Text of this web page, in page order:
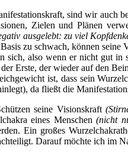
sind wir auch
Zielen und Plänen
ausgelebt: zu viel
zu schwach, können
sich, also wenn er nicht gut in
Erste, der wieder auf den
ist, dass sein
da fließt die
seine Visionskraft
eines Menschen(nicht
Ein großes
Darauf möchte ich im